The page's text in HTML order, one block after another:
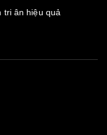
tri ân hiệu quả